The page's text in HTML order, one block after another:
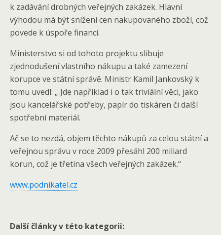
k zadávání drobných veřejných zakázek. Hlavní
výhodou má být snížení cen nakupovaného zboží, což
povede k úspoře financí.
Ministerstvo si od tohoto projektu slibuje
zjednodušení vlastního nákupu a také zamezení
korupce ve státní správě. Ministr Kamil Jankovský k
tomu uvedl: „ Jde například i o tak triviální věci, jako
jsou kancelářské potřeby, papír do tiskáren či další
spotřební materiál.
Ač se to nezdá, objem těchto nákupů za celou státní a
veřejnou správu v roce 2009 přesáhl 200 miliard
korun, což je třetina všech veřejných zakázek.“
www.podnikatel.cz
Další články v této kategorii: